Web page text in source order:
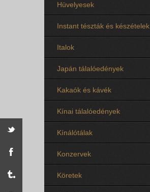
Hüvelyesek
Instant tészták és készételek
Italok
Japán tálalóedények
Kakaók és kávék
Kínai tálalóedények
Kínálótálak
Konzervek
Köretek